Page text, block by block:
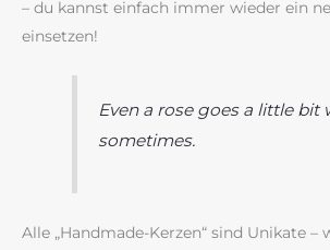
– du kannst einfach immer wieder ein
einsetzen!
Even a rose goes a little bit
sometimes.
Alle „Handmade-Kerzen“ sind Unikate –